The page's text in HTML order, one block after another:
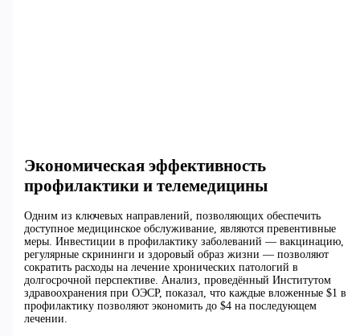
Экономическая эффективность
профилактики и телемедицины
Одним из ключевых направлений, позволяющих обеспечить
доступное медицинское обслуживание, являются превентивные
меры. Инвестиции в профилактику заболеваний — вакцинацию,
регулярные скрининги и здоровый образ жизни — позволяют
сократить расходы на лечение хронических патологий в
долгосрочной перспективе. Анализ, проведённый Институтом
здравоохранения при ОЭСР, показал, что каждые вложенные $1 в
профилактику позволяют экономить до $4 на последующем
лечении.